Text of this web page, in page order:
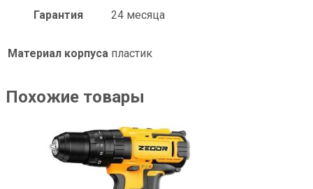
Гарантия 24 месяца
Материал корпуса пластик
Похожие товары